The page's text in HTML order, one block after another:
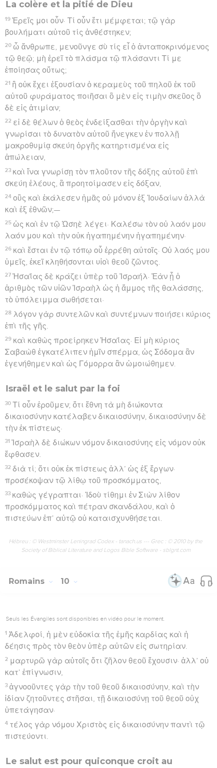
La colère et la pitié de Dieu
19 Ἐρεῖς μοι οὖν· Τί οὖν ἔτι μέμφεται; τῷ γὰρ
βουλήματι αὐτοῦ τίς ἀνθέστηκεν;
20 ὦ ἄνθρωπε, μενοῦνγε σὺ τίς εἶ ὁ ἀνταποκρινόμενος
τῷ θεῷ; μὴ ἐρεῖ τὸ πλάσμα τῷ πλάσαντι Τί με
ἐποίησας οὕτως;
21 ἢ οὐκ ἔχει ἐξουσίαν ὁ κεραμεὺς τοῦ πηλοῦ ἐκ τοῦ
αὐτοῦ φυράματος ποιῆσαι ὃ μὲν εἰς τιμὴν σκεῦος ὃ
δὲ εἰς ἀτιμίαν;
22 εἰ δὲ θέλων ὁ θεὸς ἐνδείξασθαι τὴν ὀργὴν καὶ
γνωρίσαι τὸ δυνατὸν αὐτοῦ ἤνεγκεν ἐν πολλῇ
μακροθυμίᾳ σκεύη ὀργῆς κατηρτισμένα εἰς
ἀπώλειαν,
23 καὶ ἵνα γνωρίσῃ τὸν πλοῦτον τῆς δόξης αὐτοῦ ἐπὶ
σκεύη ἐλέους, ἃ προητοίμασεν εἰς δόξαν,
24 οὓς καὶ ἐκάλεσεν ἡμᾶς οὐ μόνον ἐξ Ἰουδαίων ἀλλὰ
καὶ ἐξ ἐθνῶν;—
25 ὡς καὶ ἐν τῷ Ὡσηὲ λέγει· Καλέσω τὸν οὐ λαόν μου
λαόν μου καὶ τὴν οὐκ ἠγαπημένην ἠγαπημένην·
26 καὶ ἔσται ἐν τῷ τόπῳ οὗ ἐρρέθη αὐτοῖς· Οὐ λαός μου
ὑμεῖς, ἐκεῖ κληθήσονται υἱοὶ θεοῦ ζῶντος.
27 Ἠσαΐας δὲ κράζει ὑπὲρ τοῦ Ἰσραήλ· Ἐὰν ᾖ ὁ
ἀριθμὸς τῶν υἱῶν Ἰσραὴλ ὡς ἡ ἄμμος τῆς θαλάσσης,
τὸ ὑπόλειμμα σωθήσεται·
28 λόγον γὰρ συντελῶν καὶ συντέμνων ποιήσει κύριος
ἐπὶ τῆς γῆς.
29 καὶ καθὼς προείρηκεν Ἠσαΐας· Εἰ μὴ κύριος
Σαβαὼθ ἐγκατέλιπεν ἡμῖν σπέρμα, ὡς Σόδομα ἂν
ἐγενήθημεν καὶ ὡς Γόμορρα ἂν ὡμοιώθημεν.
Israël et le salut par la foi
30 Τί οὖν ἐροῦμεν; ὅτι ἔθνη τὰ μὴ διώκοντα
δικαιοσύνην κατέλαβεν δικαιοσύνην, δικαιοσύνην δὲ
τὴν ἐκ πίστεως·
31 Ἰσραὴλ δὲ διώκων νόμον δικαιοσύνης εἰς νόμον οὐκ
ἔφθασεν.
32 διὰ τί; ὅτι οὐκ ἐκ πίστεως ἀλλ’ ὡς ἐξ ἔργων·
προσέκοψαν τῷ λίθῳ τοῦ προσκόμματος,
33 καθὼς γέγραπται· Ἰδοὺ τίθημι ἐν Σιὼν λίθον
προσκόμματος καὶ πέτραν σκανδάλου, καὶ ὁ
πιστεύων ἐπ’ αὐτῷ οὐ καταισχυνθήσεται.
Hébreu : © Westminster Leningrad Codex - tanach.us --- Grec : © 2010 by the
Society of Biblical Literature and Logos Bible Software - sblgnt.com
Romains 10
Seuls les Évangiles sont disponibles en vidéo pour le moment.
1 Ἀδελφοί, ἡ μὲν εὐδοκία τῆς ἐμῆς καρδίας καὶ ἡ
δέησις πρὸς τὸν θεὸν ὑπὲρ αὐτῶν εἰς σωτηρίαν.
2 μαρτυρῶ γὰρ αὐτοῖς ὅτι ζῆλον θεοῦ ἔχουσιν· ἀλλ’ οὐ
κατ’ ἐπίγνωσιν,
3 ἀγνοοῦντες γὰρ τὴν τοῦ θεοῦ δικαιοσύνην, καὶ τὴν
ἰδίαν ζητοῦντες στῆσαι, τῇ δικαιοσύνῃ τοῦ θεοῦ οὐχ
ὑπετάγησαν·
4 τέλος γὰρ νόμου Χριστὸς εἰς δικαιοσύνην παντὶ τῷ
πιστεύοντι.
Le salut est pour quiconque croit au